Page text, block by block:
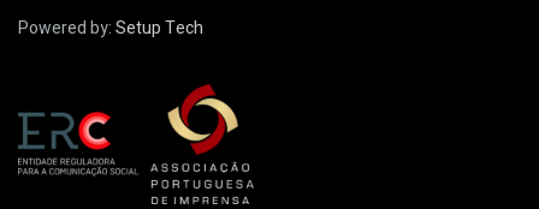
Powered by:Setup Tech